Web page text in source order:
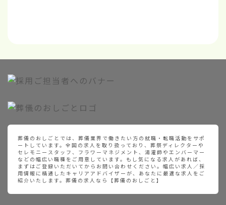
葬儀のおしごとでは、葬儀業界で働きたい方の就職・転職活動をサポ
ートしています。全国の求人を取り扱っており、葬祭ディレクターや
セレモニースタッフ、フラワーマネジメント、湯灌師やエンバーマー
などの幅広い職種をご用意しています。もし気になる求人があれば、
まずはご登録いただいてからお問い合わせください。幅広い求人／採
用情報に精通したキャリアアドバイザーが、あなたに最適な求人をご
紹介いたします。葬儀の求人なら【葬儀のおしごと】